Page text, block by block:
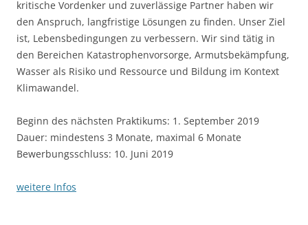
kritische Vordenker und zuverlässige Partner haben wir
den Anspruch, langfristige Lösungen zu finden. Unser Ziel
ist, Lebensbedingungen zu verbessern. Wir sind tätig in
den Bereichen Katastrophenvorsorge, Armutsbekämpfung,
Wasser als Risiko und Ressource und Bildung im Kontext
Klimawandel.
Beginn des nächsten Praktikums: 1. September 2019
Dauer: mindestens 3 Monate, maximal 6 Monate
Bewerbungsschluss: 10. Juni 2019
weitere Infos